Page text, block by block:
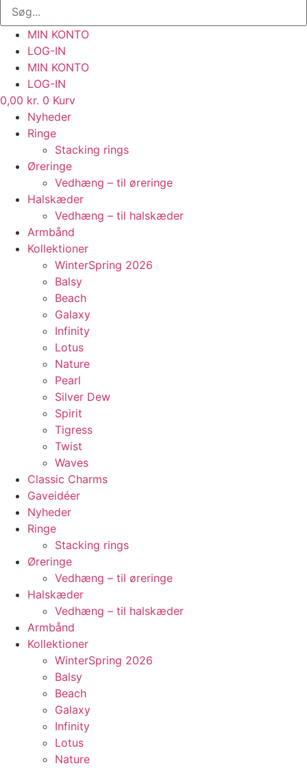
MIN KONTO
LOG-IN
MIN KONTO
LOG-IN
0,00 kr. 0 Kurv
Nyheder
Ringe
Stacking rings
Øreringe
Vedhæng – til øreringe
Halskæder
Vedhæng – til halskæder
Armbånd
Kollektioner
WinterSpring 2026
Balsy
Beach
Galaxy
Infinity
Lotus
Nature
Pearl
Silver Dew
Spirit
Tigress
Twist
Waves
Classic Charms
Gaveidéer
Nyheder
Ringe
Stacking rings
Øreringe
Vedhæng – til øreringe
Halskæder
Vedhæng – til halskæder
Armbånd
Kollektioner
WinterSpring 2026
Balsy
Beach
Galaxy
Infinity
Lotus
Nature